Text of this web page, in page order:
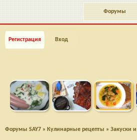
Форумы
Регистрация Вход
Форумы SAY7 » Кулинарные рецепты » Закуски